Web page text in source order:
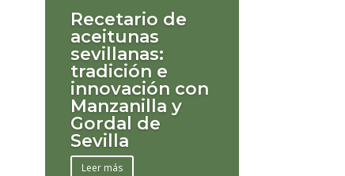
Recetario de
aceitunas
sevillanas:
tradición e
innovación con
Manzanilla y
Gordal de
Sevilla
Leer más